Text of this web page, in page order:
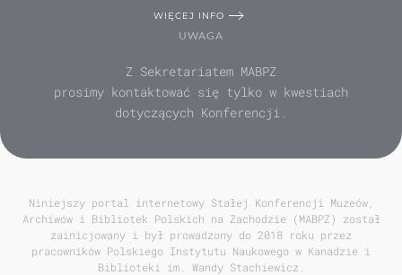
WIĘCEJ INFO
UWAGA
Z Sekretariatem MABPZ
prosimy kontaktować się tylko w kwestiach
dotyczących Konferencji.
Niniejszy portal internetowy Stałej Konferencji Muzeów,
Archiwów i Bibliotek Polskich na Zachodzie (MABPZ) został
zainicjowany i był prowadzony do 2018 roku przez
pracowników Polskiego Instytutu Naukowego w Kanadzie i
Biblioteki im. Wandy Stachiewicz.